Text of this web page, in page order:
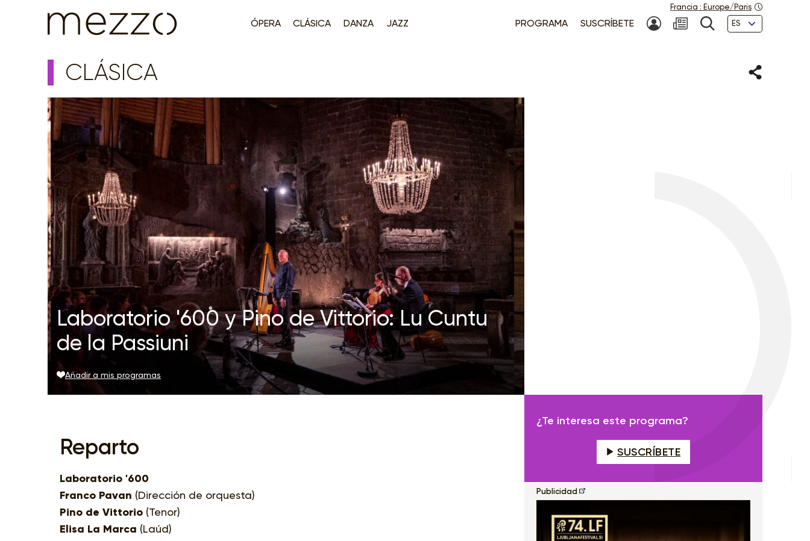
ÓPERA CLÁSICA DANZA JAZZ PROGRAMA SUSCRÍBETE MI CUENTANEWSLETTER
BÚSQUEDA
Idiomas
Francia : Europe/Paris
CLÁSICA Compartir
Laboratorio '600 y Pino de Vittorio: Lu Cuntu
de la Passiuni
Añadir a mis programas
Reparto
Laboratorio '600
Franco Pavan (Dirección de orquesta)
Pino de Vittorio (Tenor)
Elisa La Marca (Laúd)
¿Te interesa este programa?
SUSCRÍBETE
Publicidad